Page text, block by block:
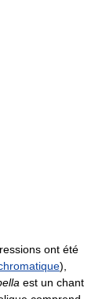
ont été
),
est un chant